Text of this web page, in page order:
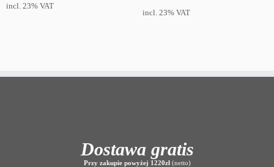
incl. 23% VAT
incl. 23% VAT
Dostawa gratis
Przy zakupie powyżej 1220zł(netto)